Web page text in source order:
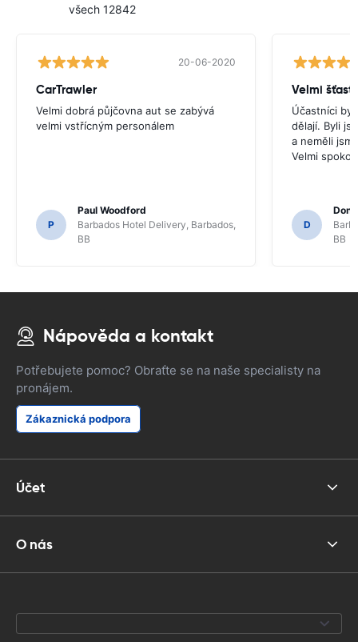
všech 12842
20-06-2020
CarTrawler
Velmi dobrá půjčovna aut se zabývá
velmi vstřícným personálem
P
Paul Woodford
Barbados Hotel Delivery, Barbados,
BB
Velmi
Účastníci
dělají. Byli
a neměli
Velmi
D
BB
Nápověda a kontakt
Potřebujete pomoc? Obraťte se na naše specialisty na
pronájem.
Zákaznická podpora
Účet
O nás